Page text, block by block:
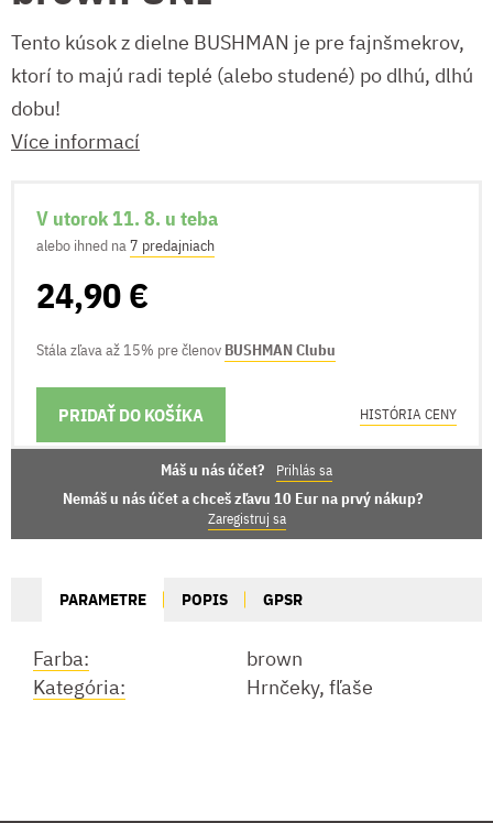
Tento kúsok z dielne BUSHMAN je pre fajnšmekrov,
ktorí to majú radi teplé (alebo studené) po dlhú, dlhú
dobu!
Více informací
V utorok 11. 8. u teba
alebo ihned na7 predajniach
24,90 €
Stála zľava až 15% pre členov BUSHMAN Clubu
PRIDAŤ DO KOŠÍKA
MOŽNOSTI DORUČENIA HISTÓRIA CENY
Máš u nás účet? Prihlás sa
Nemáš u nás účet a chceš zľavu 10 Eur na prvý nákup?
Zaregistruj sa
PARAMETRE POPIS GPSR
Farba:
brown
Kategória:
Hrnčeky, fľaše